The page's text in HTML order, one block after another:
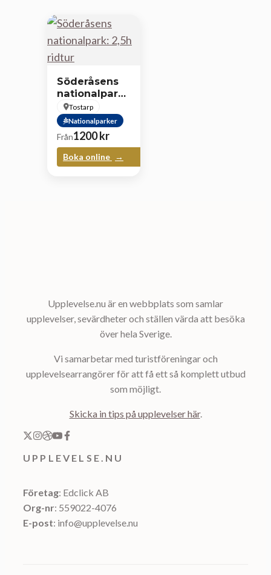
Söderåsens
nationalpark:
2,5h ridtur
Tostarp
Nationalparker
Från1200kr
Boka online
Upplevelse.nu är en webbplats som samlar
upplevelser, sevärdheter och ställen värda att besöka
över hela Sverige.
Vi samarbetar med turistföreningar och
upplevelsearrangörer för att få ett så komplett utbud
som möjligt.
Skicka in tips på upplevelser här.
UPPLEVELSE.NU
Företag: Edclick AB
Org-nr: 559022-4076
E-post: info@upplevelse.nu